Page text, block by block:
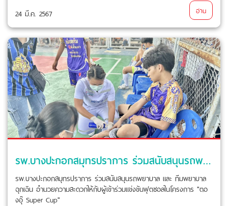
24 มี.ค. 2567 อ่าน
รพ.บางปะกอกสมุทรปราการ ร่วมสนับสนุนรถพยาบาล และทีมพยาบาลฉุกเฉิน
รพ.บางปะกอกสมุทรปราการ ร่วมสนับสนุนรถพยาบาล และ ทีมพยาบาล
ฉุกเฉิน อำนวยความสะดวกให้กับผู้เข้าร่วมแข่งขันฟุตซอลในโครงการ "ตอ
งอุ๊ Super Cup"